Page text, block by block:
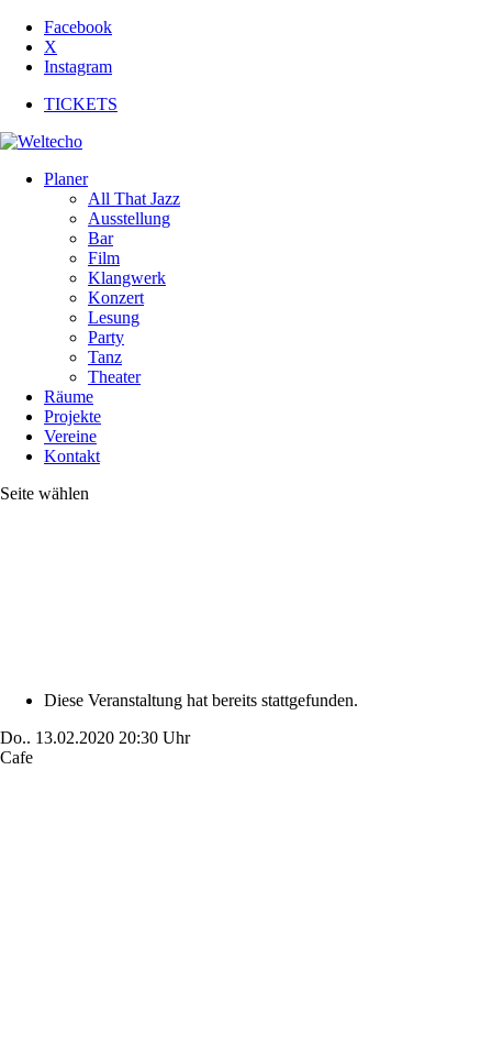
Facebook
X
Instagram
TICKETS
Planer
All That Jazz
Ausstellung
Bar
Film
Klangwerk
Konzert
Lesung
Party
Tanz
Theater
Räume
Projekte
Vereine
Kontakt
Seite wählen
Diese Veranstaltung hat bereits stattgefunden.
Do.. 13.02.2020 20:30 Uhr
Cafe